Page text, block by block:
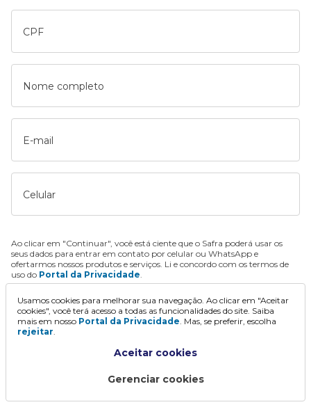
CPF
Nome completo
E-mail
Celular
Ao clicar em "Continuar", você está ciente que o Safra poderá usar os
seus dados para entrar em contato por celular ou WhatsApp e
ofertarmos nossos produtos e serviços. Li e concordo com os termos de
uso do Portal da Privacidade.
Continuar
Usamos cookies para melhorar sua navegação. Ao clicar em "Aceitar
cookies", você terá acesso a todas as funcionalidades do site. Saiba
mais em nosso Portal da Privacidade. Mas, se preferir, escolha
rejeitar.
Aceitar cookies
Gerenciar cookies